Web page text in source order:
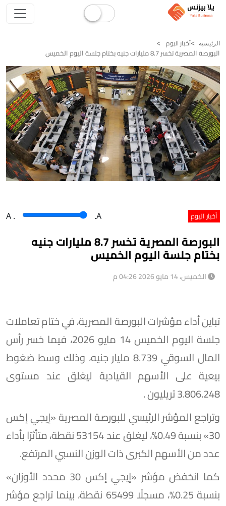
الرئيسيه أخبار اليوم
البورصة المصرية تخسر 8.7 مليارات جنيه بختام جلسة اليوم الخميس
أخبار اليوم A . .A
البورصة المصرية تخسر 8.7 مليارات جنيه
بختام جلسة اليوم الخميس
الخميس، 14 مايو 2026 04:26 م
تباين أداء مؤشرات البورصة المصرية، في ختام تعاملات
جلسة اليوم الخميس 14 مايو 2026، فيما خسر رأس
المال السوقي 8.739 مليار جنيه، وذلك وسط ضغوط
بيعية على الأسهم القيادية ليغلق عند مستوى
3.806.248 تريليون .
وتراجع المؤشر الرئيسي للبورصة المصرية «إيجي إكس
30» بنسبة 0.49%، ليغلق عند 53154 نقطة، متأثرًا بأداء
عدد من الأسهم الكبرى ذات الوزن النسبي المرتفع.
كما انخفض مؤشر «إيجي إكس 30 محدد الأوزان»
بنسبة 0.25%، مسجلًا 65499 نقطة، بينما تراجع مؤشر